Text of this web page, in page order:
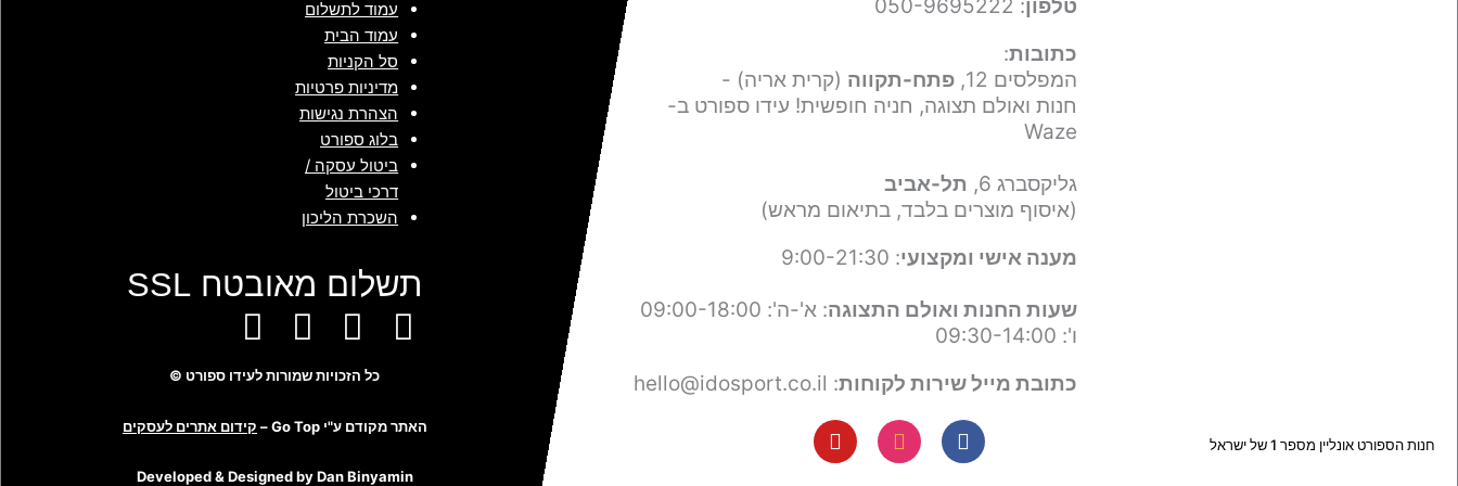
חנות הספורט אונליין מספר 1 של ישראל
טלפון: 050-9695222
כתובות:
המפלסים 12,
פתח-תקווה (קרית אריה) -
חנות ואולם תצוגה, חניה חופשית! עידו ספורט ב-
Waze
גליקסברג 6,
תל-אביב
(איסוף מוצרים בלבד, בתיאום מראש)
מענה אישי ומקצועי: 9:00-21:30
שעות החנות ואולם התצוגה: א'-ה': 09:00-18:00
ו': 09:30-14:00
כתובת מייל שירות לקוחות: hello@idosport.co.il
F
a
I
n
Y
o
עמוד לתשלום
עמוד הבית
סל הקניות
מדיניות פרטיות
הצהרת נגישות
בלוג ספורט
ביטול עסקה /
דרכי ביטול
השכרת הליכון
תשלום מאובטח SSL
כל הזכויות שמורות לעידו ספורט ©
האתר מקודם ע"י Go Top – קידום אתרים לעסקים
Developed & Designed by Dan Binyamin